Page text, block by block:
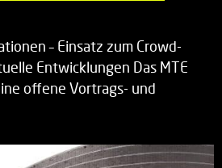
– Einsatz zum Crowd-
Entwicklungen Das MTE
offene Vortrags- und